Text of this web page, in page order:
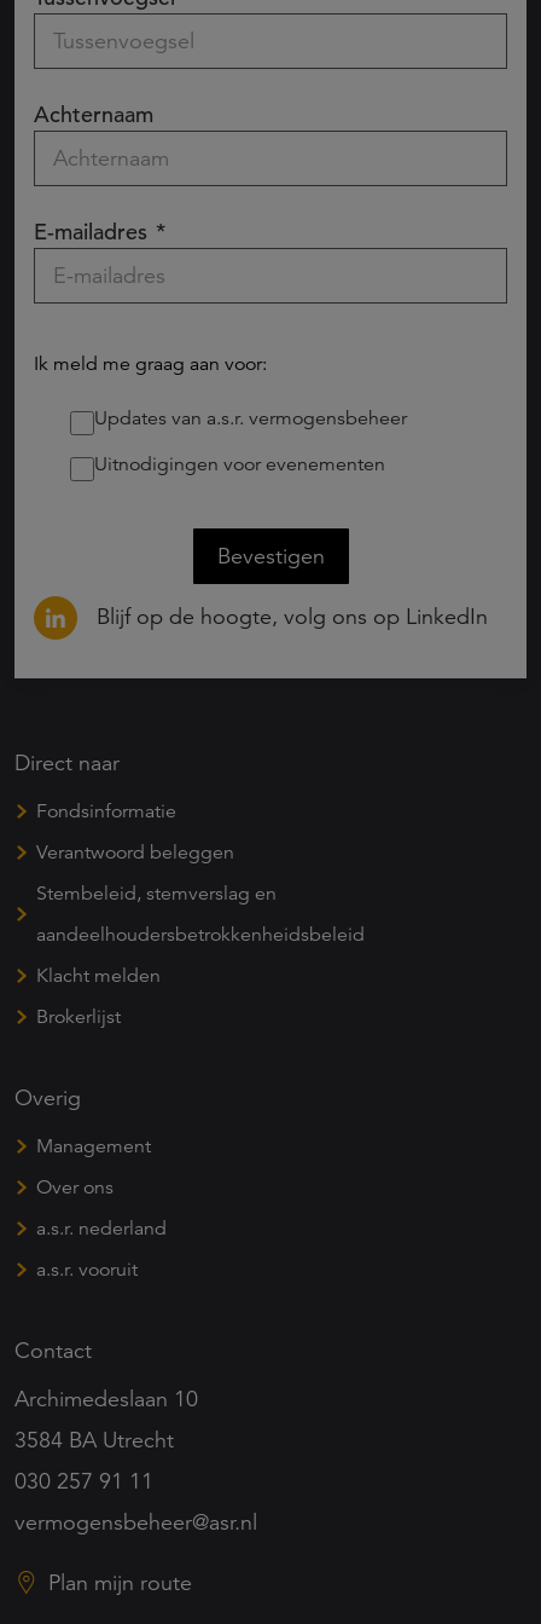
Achternaam
E-mailadres
Ik meld me graag aan voor:
Updates van a.s.r. vermogensbeheer
Uitnodigingen voor evenementen
Bevestigen
Blijf op de hoogte, volg ons op LinkedIn
Direct naar
Fondsinformatie
Verantwoord beleggen
Stembeleid, stemverslag en
aandeelhoudersbetrokkenheidsbeleid
Klacht melden
Brokerlijst
Overig
Management
Over ons
a.s.r. nederland
a.s.r. vooruit
Contact
Archimedeslaan 10
3584 BA Utrecht
030 257 91 11
vermogensbeheer@asr.nl
Plan mijn route